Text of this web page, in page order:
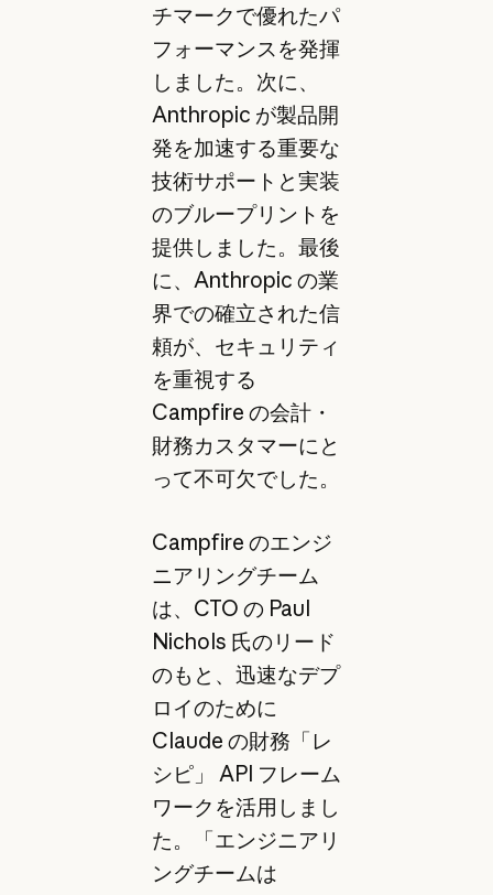
チマークで優れたパ
フォーマンスを発揮
しました。次に、
Anthropic が製品開
発を加速する重要な
技術サポートと実装
のブループリントを
提供しました。最後
に、Anthropic の業
界での確立された信
頼が、セキュリティ
を重視する
Campfire の会計・
財務カスタマーにと
って不可欠でした。
Campfire のエンジ
ニアリングチーム
は、CTO の Paul
Nichols 氏のリード
のもと、迅速なデプ
ロイのために
Claude の財務「レ
シピ」 API フレーム
ワークを活用しまし
た。「エンジニアリ
ングチームは